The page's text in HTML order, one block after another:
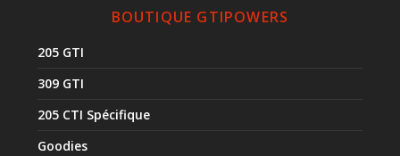
BOUTIQUE GTIPOWERS
205 GTI
309 GTI
205 CTI Spécifique
Goodies